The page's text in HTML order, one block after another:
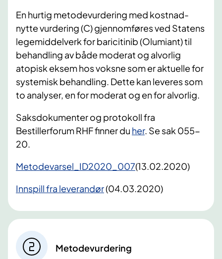
En hurtig metodevurdering med kostnad-
nytte vurdering (C) gjennomføres ved Statens
legemiddelverk for baricitinib (Olumiant) til
behandling av både moderat og alvorlig
atopisk eksem hos voksne som er aktuelle for
systemisk behandling. Dette kan leveres som
to analyser, en for moderat og en for alvorlig.
Saksdokumenter og protokoll fra
Bestillerforum RHF finner du her. Se sak 055-
20.
Metodevarsel_ID2020_007(13.02.2020)​
Innspill fra leverandør(04.03.2020)
Metodevurdering